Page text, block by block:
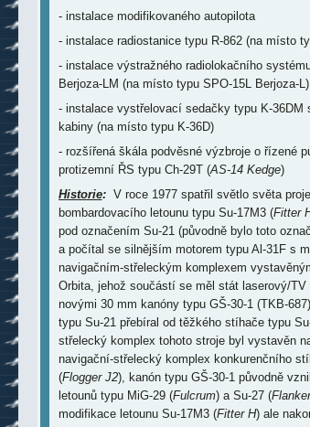
- instalace modifikovaného autopilota
- instalace radiostanice typu R-862 (na místo
- instalace výstražného radiolokačního
Berjoza-LM (na místo typu SPO-15L Berjoza-L)
- instalace vystřelovací sedačky typu K-36DM
kabiny (na místo typu K-36D)
- rozšířená škála podvěsné výzbroje o řízené
protizemní ŘS typu Ch-29T (AS-14 Kedge)
Historie:V roce 1977 spatřil světlo světa
bombardovacího letounu typu Su-17M3 (Fitter
pod označením Su-21 (původně bylo toto
a počítal se silnějším motorem typu Al-31F s
navigačním-střeleckým komplexem
Orbita, jehož součástí se měl stát laserový/
novými 30 mm kanóny typu GŠ-30-1 (TKB-
typu Su-21 přebíral od těžkého stíhače typu
střelecký komplex tohoto stroje byl vystavěn
navigační-střelecký komplex konkurenčního
(Flogger J2), kanón typu GŠ-30-1 původně
letounů typu MiG-29 (Fulcrum) a Su-27 (Flanker
modifikace letounu Su-17M3 (Fitter H) ale